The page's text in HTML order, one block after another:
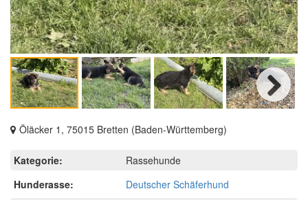
Next
Öläcker 1, 75015 Bretten (Baden-Württemberg)
Kategorie:
Rassehunde
Hunderasse:
Deutscher Schäferhund